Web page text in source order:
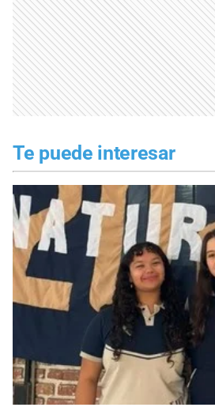
Te puede interesar